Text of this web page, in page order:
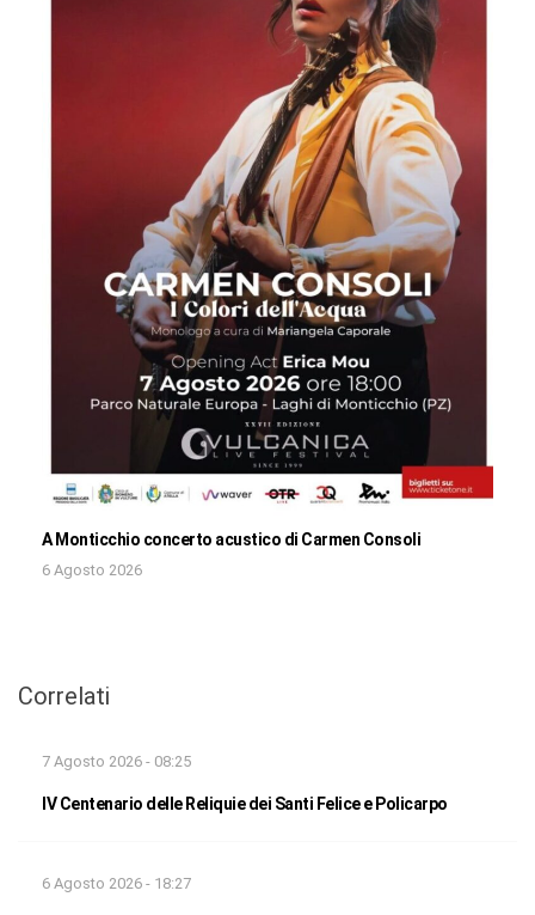
A Monticchio concerto acustico di Carmen Consoli
6 Agosto 2026
Correlati
7 Agosto 2026 - 08:25
IV Centenario delle Reliquie dei Santi Felice e Policarpo
6 Agosto 2026 - 18:27